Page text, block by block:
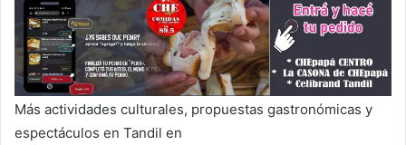
Más actividades culturales, propuestas gastronómicas y
espectáculos en Tandil en